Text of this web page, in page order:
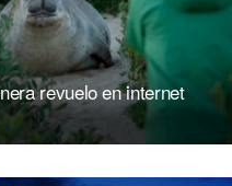
revuelo en internet